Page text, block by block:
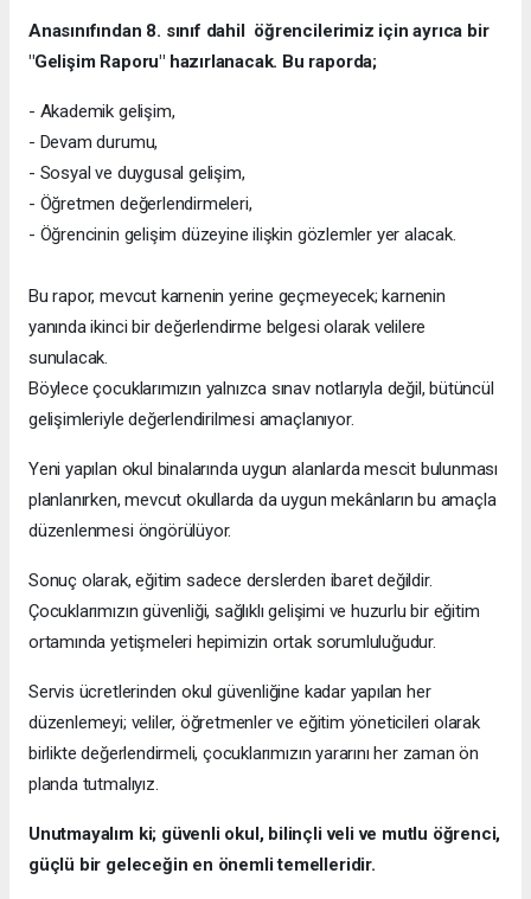
Anasınıfından 8. sınıf dahil öğrencilerimiz için ayrıca bir
"Gelişim Raporu" hazırlanacak. Bu raporda;
- Akademik gelişim,
- Devam durumu,
- Sosyal ve duygusal gelişim,
- Öğretmen değerlendirmeleri,
- Öğrencinin gelişim düzeyine ilişkin gözlemler yer alacak.
Bu rapor, mevcut karnenin yerine geçmeyecek; karnenin
yanında ikinci bir değerlendirme belgesi olarak velilere
sunulacak.
Böylece çocuklarımızın yalnızca sınav notlarıyla değil, bütüncül
gelişimleriyle değerlendirilmesi amaçlanıyor.
Yeni yapılan okul binalarında uygun alanlarda mescit bulunması
planlanırken, mevcut okullarda da uygun mekânların bu amaçla
düzenlenmesi öngörülüyor.
Sonuç olarak, eğitim sadece derslerden ibaret değildir.
Çocuklarımızın güvenliği, sağlıklı gelişimi ve huzurlu bir eğitim
ortamında yetişmeleri hepimizin ortak sorumluluğudur.
Servis ücretlerinden okul güvenliğine kadar yapılan her
düzenlemeyi; veliler, öğretmenler ve eğitim yöneticileri olarak
birlikte değerlendirmeli, çocuklarımızın yararını her zaman ön
planda tutmalıyız.
Unutmayalım ki; güvenli okul, bilinçli veli ve mutlu öğrenci,
güçlü bir geleceğin en önemli temelleridir.